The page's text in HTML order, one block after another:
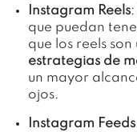
Instagram Reels
que puedan
que los reels
estrategias de
un mayor
ojos.
Instagram Feeds